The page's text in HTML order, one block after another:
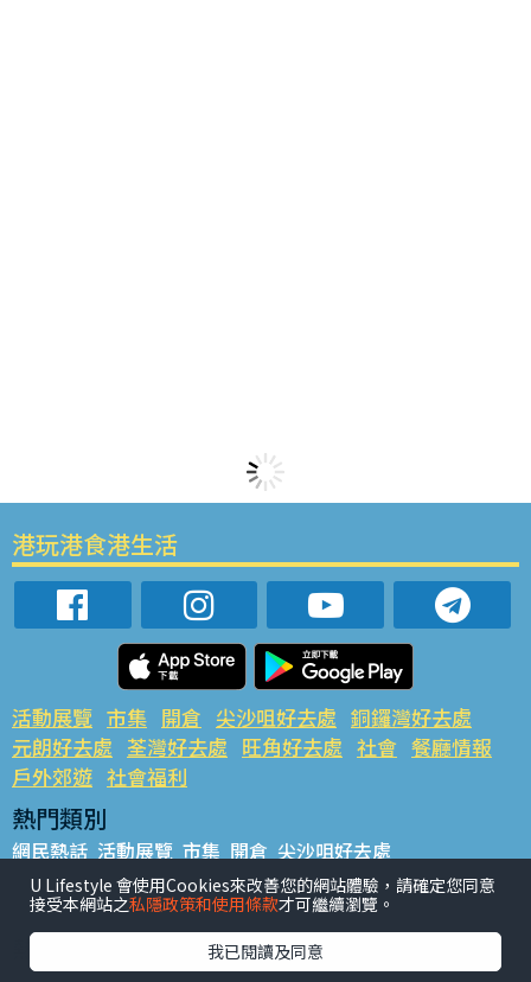
港玩港食港生活
活動展覽 市集 開倉 尖沙咀好去處 銅鑼灣好去處
元朗好去處 荃灣好去處 旺角好去處 社會 餐廳情報
戶外郊遊 社會福利
熱門類別
網民熱話 活動展覽 市集 開倉 尖沙咀好去處
銅鑼灣好去處 元朗好去處 荃灣好去處 旺角好去處 社會
餐廳情報 戶外郊遊
熱門標籤
U Lifestyle 會使用Cookies來改善您的網站體驗，請確定您同意
接受本網站之私隱政策和使用條款才可繼續瀏覽。
我已閱讀及同意